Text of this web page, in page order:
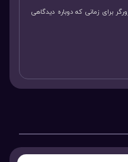
برای زمانی که دوباره دیدگاهی